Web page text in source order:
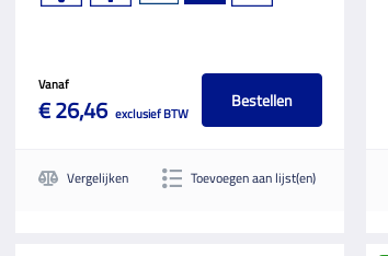
Vanaf
€ 26,46 exclusief BTW
Bestellen
Vergelijken Toevoegen aan lijst(en)